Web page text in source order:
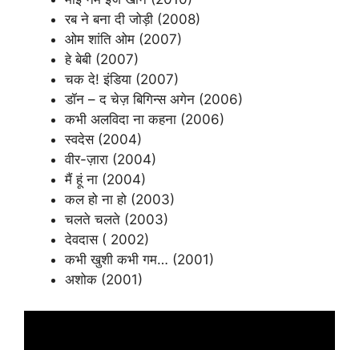
रब ने बना दी जोड़ी (2008)
ओम शांति ओम (2007)
हे बेबी (2007)
चक दे! इंडिया (2007)
डॉन – द चेज़ बिगिन्स अगेन (2006)
कभी अलविदा ना कहना (2006)
स्वदेस (2004)
वीर-ज़ारा (2004)
मैं हूं ना (2004)
कल हो ना हो (2003)
चलते चलते (2003)
देवदास ( 2002)
कभी खुशी कभी गम… (2001)
अशोक (2001)